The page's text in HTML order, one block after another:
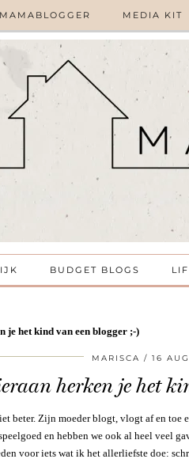
MEDIA KIT
BUDGET BLOGS
je het kind van een blogger ;-)
MARISCA 16
herken je het
beter. Zijn moeder blogt, vlogt af en toe
en hebben we ook al heel veel
voor iets wat ik het allerliefste doe: